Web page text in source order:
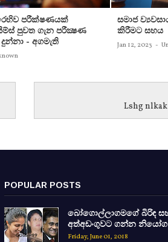
පරීක්‌ෂණයක්‌
පුවත ගැන පරීක්‍ෂණ
- අගමැති
සමාජ
කිරීමට සහය
Jan 12, 2023 -
Lshg
POPULAR POSTS
බෝගොල්ලාගමගේ බිරිඳ
අත්අඩංගුවට ගන්න නියෝග
Friday, June 01, 2018